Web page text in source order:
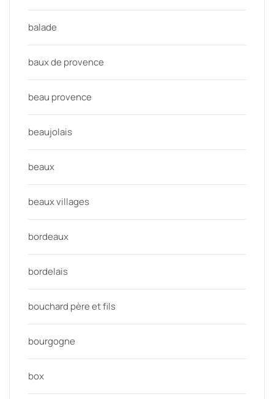
balade
baux de provence
beau provence
beaujolais
beaux
beaux villages
bordeaux
bordelais
bouchard père et fils
bourgogne
box